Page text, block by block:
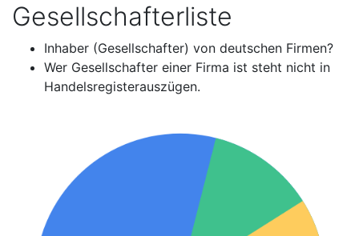
Gesellschafterliste
Inhaber (Gesellschafter) von deutschen Firmen?
Wer Gesellschafter einer Firma ist steht nicht in
Handelsregisterauszügen.